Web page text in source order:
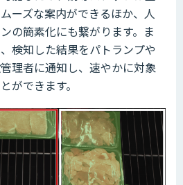
ーズな案内ができるほか、人
の簡素化にも繋がります。ま
検知した結果をパトランプや
理者に通知し、速やかに対象
ができます。